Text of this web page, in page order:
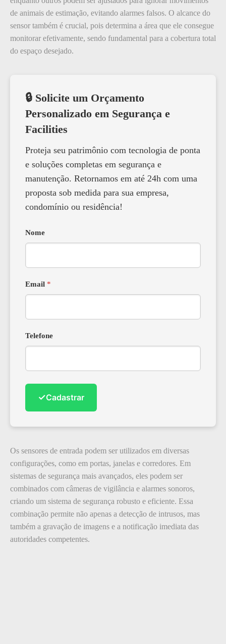
de animais de estimação, evitando alarmes falsos. O alcance do
sensor também é crucial, pois determina a área que ele consegue
monitorar efetivamente, sendo fundamental para a cobertura total
do espaço desejado.
🔒 Solicite um Orçamento
Personalizado em Segurança e
Facilities
Proteja seu patrimônio com tecnologia de ponta
e soluções completas em segurança e
manutenção. Retornamos em até 24h com uma
proposta sob medida para sua empresa,
condomínio ou residência!
Nome
Email *
Telefone
✓Cadastrar
Os sensores de entrada podem ser utilizados em diversas
configurações, como em portas, janelas e corredores. Em
sistemas de segurança mais avançados, eles podem ser
combinados com câmeras de vigilância e alarmes sonoros,
criando um sistema de segurança robusto e eficiente. Essa
combinação permite não apenas a detecção de intrusos, mas
também a gravação de imagens e a notificação imediata das
autoridades competentes.